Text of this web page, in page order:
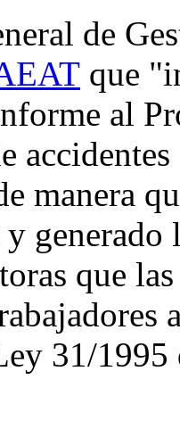
de
que
al
manera
y
que
31/1995